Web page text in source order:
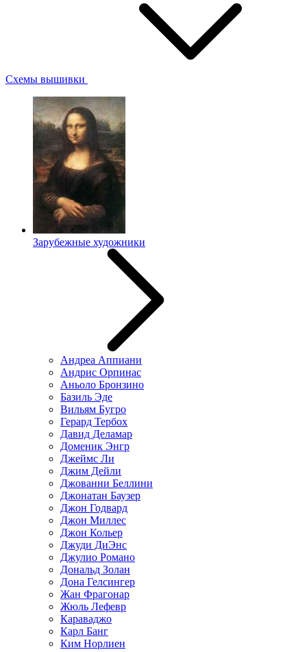
Схемы вышивки
Зарубежные художники
Андреа Аппиани
Андрис Орпинас
Аньоло Бронзино
Базиль Эде
Вильям Бугро
Герард Тербох
Давид Деламар
Доменик Энгр
Джеймс Ли
Джим Дейли
Джованни Беллини
Джонатан Баузер
Джон Годвард
Джон Миллес
Джон Кольер
Джуди ДиЭнс
Джулио Романо
Дональд Золан
Дона Гелсингер
Жан Фрагонар
Жюль Лефевр
Караваджо
Карл Банг
Ким Норлиен